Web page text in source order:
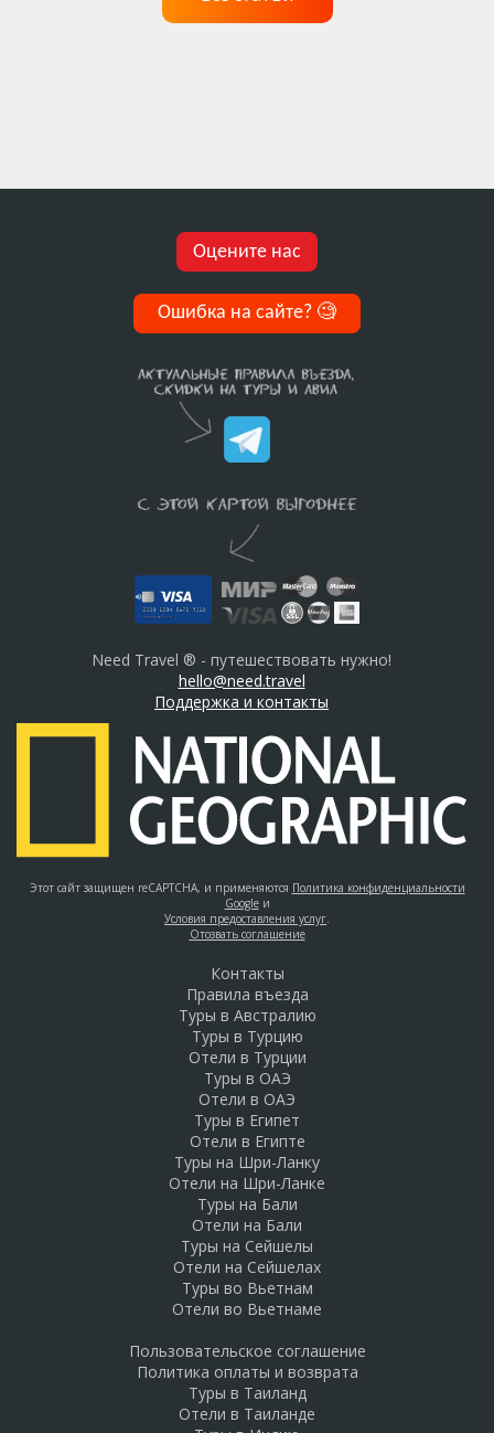
Оцените нас
Ошибка на сайте? 🧐
Need Travel ® - путешествовать нужно!
hello@need.travel
Поддержка и контакты
Этот сайт защищен reCAPTCHA, и применяются Политика конфиденциальности
Googleи
Условия предоставления услуг
Отозвать соглашение
Контакты
Правила въезда
Туры в Австралию
Туры в Турцию
Отели в Турции
Туры в ОАЭ
Отели в ОАЭ
Туры в Египет
Отели в Египте
Туры на Шри-Ланку
Отели на Шри-Ланке
Туры на Бали
Отели на Бали
Туры на Сейшелы
Отели на Сейшелах
Туры во Вьетнам
Отели во Вьетнаме
Пользовательское соглашение
Политика оплаты и возврата
Туры в Таиланд
Отели в Таиланде